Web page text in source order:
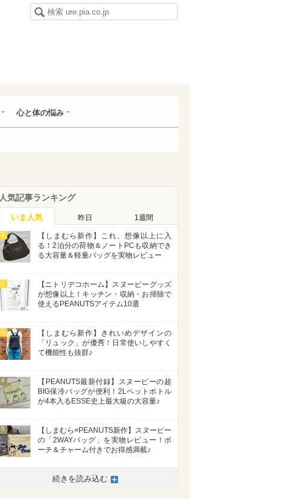
心と体の悩み
人気記事ランキング
いま人気 昨日 1週間
1
【しまむら新作】これ、想像以上に入
る！2泊分の荷物＆ノートPCも収納でき
る大容量＆軽量バッグを実物レビュー
2
【ニトリデコホーム】スヌーピーグッズ
が想像以上！キッチン・収納・お掃除で
使えるPEANUTSアイテム10選
3
【しまむら新作】きれいめデザインの
「リュック」が優秀！日常使いしやすく
て機能性も抜群♪
4
【PEANUTS最新付録】スヌーピーの超
BIG保冷バッグが便利！2Lペットボトル
が4本入るESSE史上最大級の大容量♪
5
【しまむら×PEANUTS新作】スヌーピー
の「2WAYバッグ」を実物レビュー！ポ
ーチ＆チャーム付きでお得感満載♪
続きを読み込む